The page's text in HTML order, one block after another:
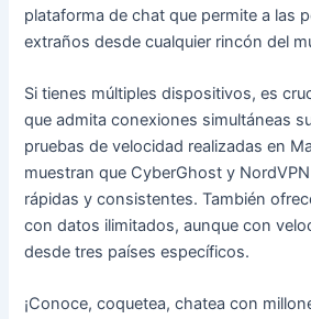
plataforma de chat que permite a las
extraños desde cualquier rincón del
Si tienes múltiples dispositivos, es
que admita conexiones simultáneas
pruebas de velocidad realizadas en
muestran que CyberGhost y
rápidas y consistentes. También
con datos ilimitados, aunque con
desde tres países específicos.
¡Conoce, coquetea, chatea con